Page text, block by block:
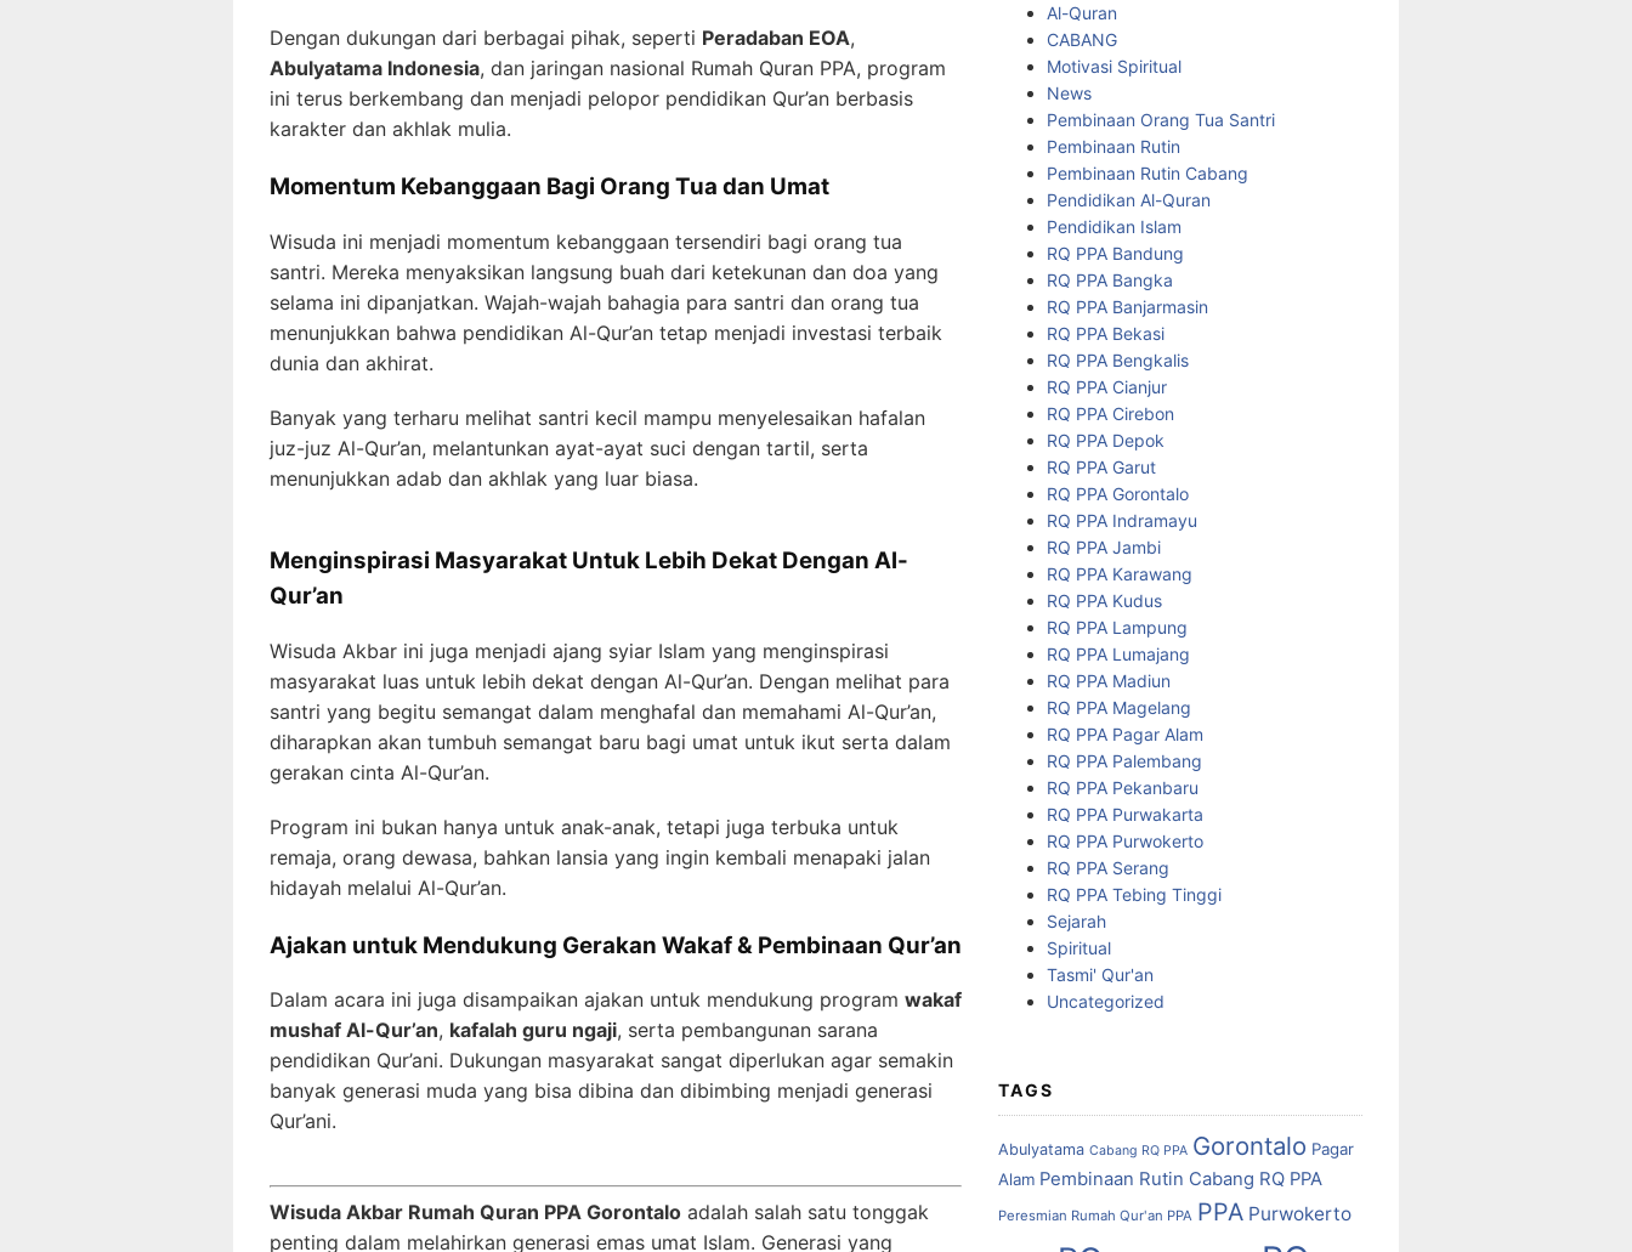
Dengan dukungan dari berbagai pihak, seperti Peradaban EOA,
Abulyatama Indonesia, dan jaringan nasional Rumah Quran PPA, program
ini terus berkembang dan menjadi pelopor pendidikan Qur’an berbasis
karakter dan akhlak mulia.
Momentum Kebanggaan Bagi Orang Tua dan Umat
Wisuda ini menjadi momentum kebanggaan tersendiri bagi orang tua
santri. Mereka menyaksikan langsung buah dari ketekunan dan doa yang
selama ini dipanjatkan. Wajah-wajah bahagia para santri dan orang tua
menunjukkan bahwa pendidikan Al-Qur’an tetap menjadi investasi terbaik
dunia dan akhirat.
Banyak yang terharu melihat santri kecil mampu menyelesaikan hafalan
juz-juz Al-Qur’an, melantunkan ayat-ayat suci dengan tartil, serta
menunjukkan adab dan akhlak yang luar biasa.
Menginspirasi Masyarakat Untuk Lebih Dekat Dengan Al-
Qur’an
Wisuda Akbar ini juga menjadi ajang syiar Islam yang menginspirasi
masyarakat luas untuk lebih dekat dengan Al-Qur’an. Dengan melihat para
santri yang begitu semangat dalam menghafal dan memahami Al-Qur’an,
diharapkan akan tumbuh semangat baru bagi umat untuk ikut serta dalam
gerakan cinta Al-Qur’an.
Program ini bukan hanya untuk anak-anak, tetapi juga terbuka untuk
remaja, orang dewasa, bahkan lansia yang ingin kembali menapaki jalan
hidayah melalui Al-Qur’an.
Ajakan untuk Mendukung Gerakan Wakaf & Pembinaan Qur’an
Dalam acara ini juga disampaikan ajakan untuk mendukung program wakaf
mushaf Al-Qur’an, kafalah guru ngaji, serta pembangunan sarana
pendidikan Qur’ani. Dukungan masyarakat sangat diperlukan agar semakin
banyak generasi muda yang bisa dibina dan dibimbing menjadi generasi
Qur’ani.
Wisuda Akbar Rumah Quran PPA Gorontalo adalah salah satu tonggak
penting dalam melahirkan generasi emas umat Islam. Generasi yang
Al-Quran
CABANG
Motivasi Spiritual
News
Pembinaan Orang Tua Santri
Pembinaan Rutin
Pembinaan Rutin Cabang
Pendidikan Al-Quran
Pendidikan Islam
RQ PPA Bandung
RQ PPA Bangka
RQ PPA Banjarmasin
RQ PPA Bekasi
RQ PPA Bengkalis
RQ PPA Cianjur
RQ PPA Cirebon
RQ PPA Depok
RQ PPA Garut
RQ PPA Gorontalo
RQ PPA Indramayu
RQ PPA Jambi
RQ PPA Karawang
RQ PPA Kudus
RQ PPA Lampung
RQ PPA Lumajang
RQ PPA Madiun
RQ PPA Magelang
RQ PPA Pagar Alam
RQ PPA Palembang
RQ PPA Pekanbaru
RQ PPA Purwakarta
RQ PPA Purwokerto
RQ PPA Serang
RQ PPA Tebing Tinggi
Sejarah
Spiritual
Tasmi' Qur'an
Uncategorized
TAGS
Abulyatama Cabang RQ PPA Gorontalo Pagar
Alam Pembinaan Rutin Cabang RQ PPA
Peresmian Rumah Qur'an PPA PPA Purwokerto